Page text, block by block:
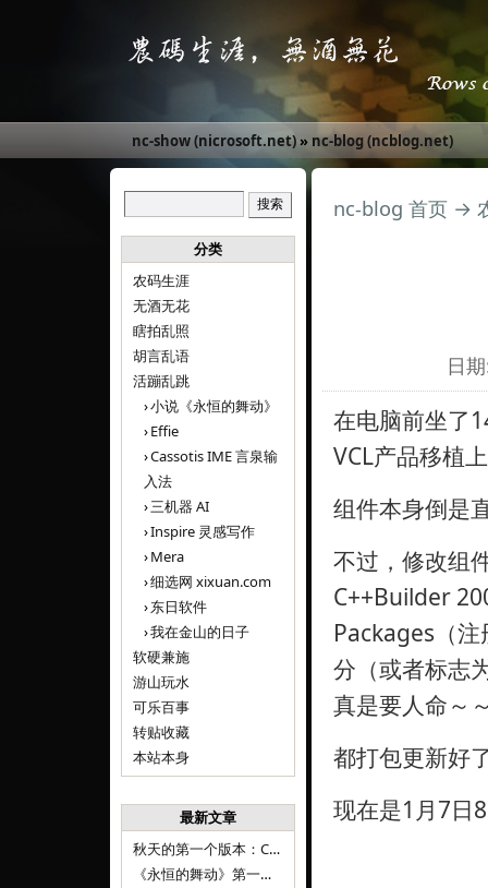
nc-show (nicrosoft.net)» nc-blog (ncblog.net)
分类
农码生涯
无酒无花
瞎拍乱照
胡言乱语
活蹦乱跳
小说《永恒的舞动》
Effie
Cassotis IME 言泉输
入法
三机器 AI
Inspire 灵感写作
Mera
细选网 xixuan.com
东日软件
我在金山的日子
软硬兼施
游山玩水
可乐百事
转贴收藏
本站本身
最新文章
秋天的第一个版本：Cassotis IME（言泉输入法）v1.12.0
《永恒的舞动》第一百二十八章
nc-blog 首页 →
日
在电脑前坐了
VCL产品移植
组件本身倒是
不过，修改组
C++Builder
Packages（
分（或者标志
真是要人命～
都打包更新好
现在是1月7日